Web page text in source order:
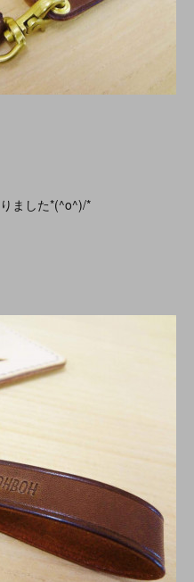
ました*(^o^)/*